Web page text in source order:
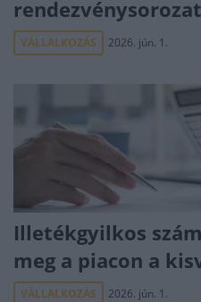
VÁLLALKOZÁS 2026. jún. 1.
Illetékgyilkos
meg a piacon a
VÁLLALKOZÁS 2026. jún. 1.